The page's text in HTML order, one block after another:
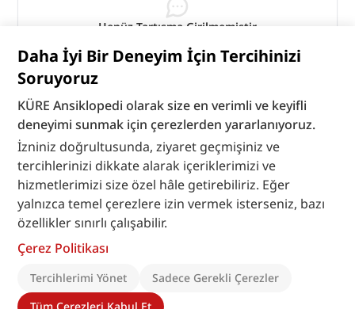
Daha İyi Bir Deneyim İçin Tercihinizi
Soruyoruz
KÜRE Ansiklopedi olarak size en verimli ve keyifli
deneyimi sunmak için çerezlerden yararlanıyoruz.
İzniniz doğrultusunda, ziyaret geçmişiniz ve
tercihlerinizi dikkate alarak içeriklerimizi ve
hizmetlerimizi size özel hâle getirebiliriz. Eğer
yalnızca temel çerezlere izin vermek isterseniz, bazı
özellikler sınırlı çalışabilir.
Çerez Politikası
Tercihlerimi Yönet
Sadece Gerekli Çerezler
Henüz Tartışma Girilmemiştir
Tartışmaları Görüntüle